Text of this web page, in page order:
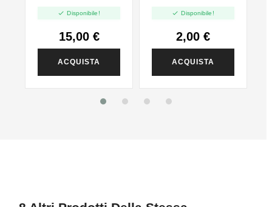
- 3ml - 4pz
 Disponibile!
15,00 €
ACQUISTA
120ml
 Disponibile!
2,00 €
ACQUISTA